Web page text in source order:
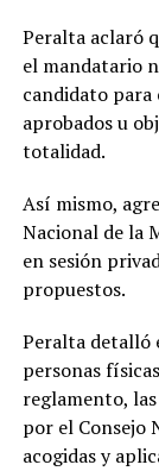
Peralta aclaró
el mandatario
candidato para
aprobados u
totalidad.
Así mismo,
Nacional de la
en sesión
propuestos.
Peralta detalló
personas
reglamento,
por el Consejo
acogidas y